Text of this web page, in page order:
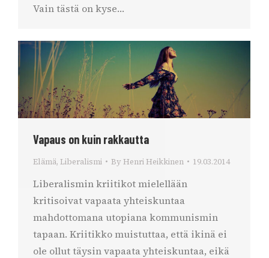
Vain tästä on kyse…
Vapaus on kuin rakkautta
Elämä, Liberalismi By Henri Heikkinen 19.03.2014
Liberalismin kriitikot mielellään
kritisoivat vapaata yhteiskuntaa
mahdottomana utopiana kommunismin
tapaan. Kriitikko muistuttaa, että ikinä ei
ole ollut täysin vapaata yhteiskuntaa, eikä